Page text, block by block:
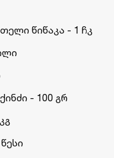
წიწაკა - 1 ჩკ
- 100 გრ